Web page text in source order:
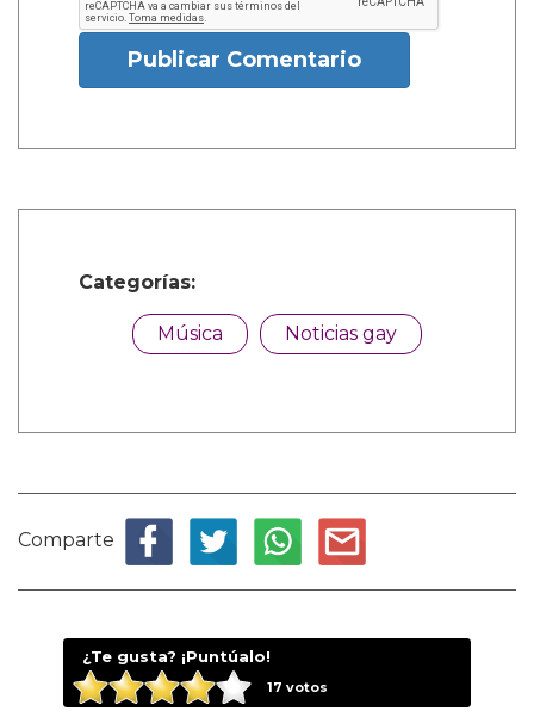
Publicar Comentario
Categorías:
Música Noticias gay
Comparte
¿Te gusta? ¡Puntúalo!
17 votos